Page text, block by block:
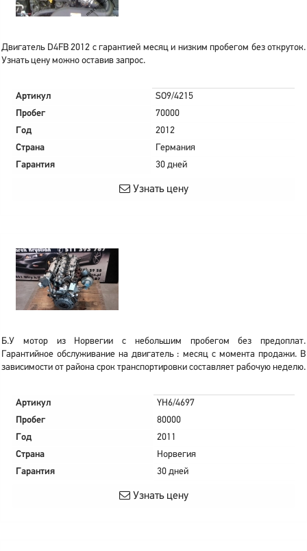
Двигатель D4FB 2012 с гарантией месяц и низким пробегом без откруток.
Узнать цену можно оставив запрос.
Артикул
SO9/4215
Пробег
70000
Год
2012
Страна
Германия
Гарантия
30 дней
Узнать цену
Б.У мотор из Норвегии с небольшим пробегом без предоплат.
Гарантийное обслуживание на двигатель : месяц с момента продажи. В
зависимости от района срок транспортировки составляет рабочую неделю.
Артикул
YH6/4697
Пробег
80000
Год
2011
Страна
Норвегия
Гарантия
30 дней
Узнать цену